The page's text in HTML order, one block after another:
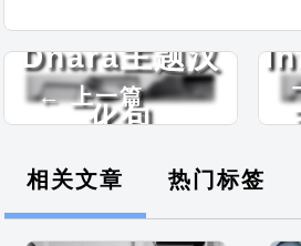
← 上一篇
Dhara主题汉
化包
相关文章 热门标签